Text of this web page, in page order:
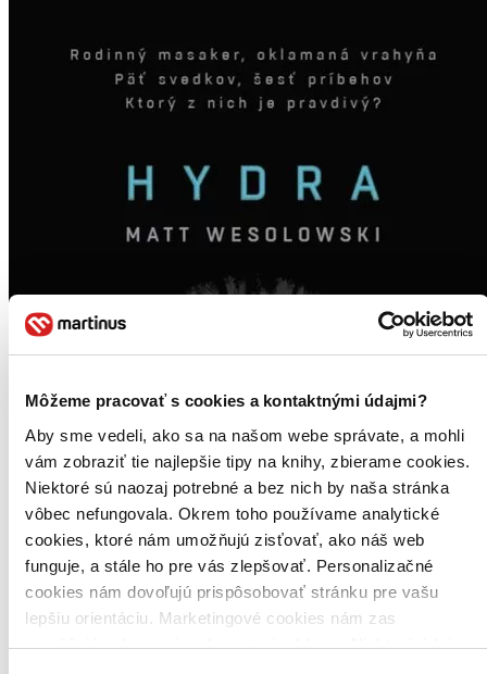
Môžeme pracovať s cookies a kontaktnými údajmi?
Aby sme vedeli, ako sa na našom webe správate, a mohli
vám zobraziť tie najlepšie tipy na knihy, zbierame cookies.
Niektoré sú naozaj potrebné a bez nich by naša stránka
vôbec nefungovala. Okrem toho používame analytické
cookies, ktoré nám umožňujú zisťovať, ako náš web
funguje, a stále ho pre vás zlepšovať. Personalizačné
cookies nám dovoľujú prispôsobovať stránku pre vašu
lepšiu orientáciu. Marketingové cookies nám zas
umožňujú zobrazenie relevantnej reklamy. Niektoré údaje